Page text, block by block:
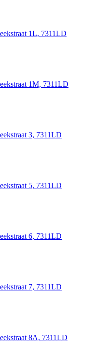
1L, 7311LD
1M, 7311LD
3, 7311LD
5, 7311LD
6, 7311LD
7, 7311LD
8A, 7311LD